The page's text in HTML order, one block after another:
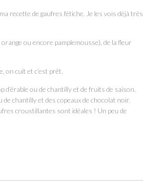
recette de gaufres fétiche. Je les vois déjà très
ou encore pamplemousse), de la fleur
on cuit et c’est prêt.
d’érable ou de chantilly et de fruits de saison.
chantilly et des copeaux de chocolat noir.
croustillantes sont idéales ! Un peu de